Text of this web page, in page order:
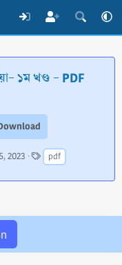
১ম খণ্ড - PDF
2023
T
a
g
pdf